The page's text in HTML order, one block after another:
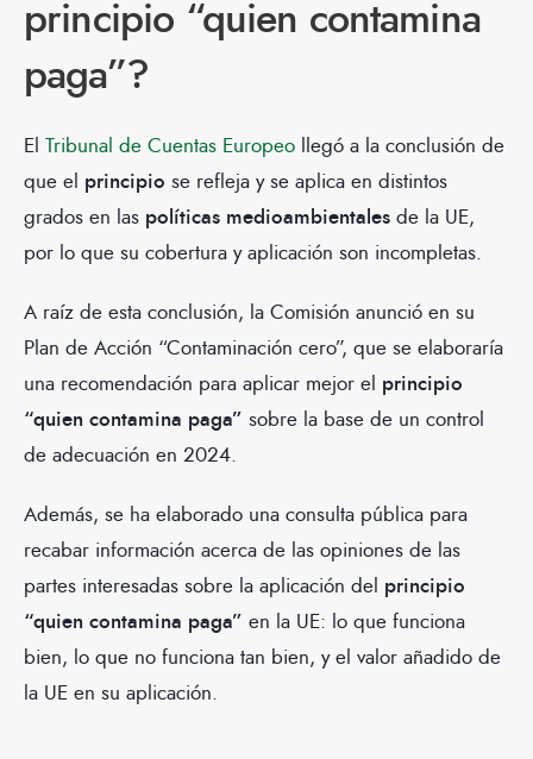
principio “quien contamina
paga”?
El Tribunal de Cuentas Europeo llegó a la conclusión de
que el principio se refleja y se aplica en distintos
grados en las políticas medioambientales de la UE,
por lo que su cobertura y aplicación son incompletas.
A raíz de esta conclusión, la Comisión anunció en su
Plan de Acción “Contaminación cero”, que se elaboraría
una recomendación para aplicar mejor el principio
“quien contamina paga” sobre la base de un control
de adecuación en 2024.
Además, se ha elaborado una consulta pública para
recabar información acerca de las opiniones de las
partes interesadas sobre la aplicación del principio
“quien contamina paga” en la UE: lo que funciona
bien, lo que no funciona tan bien, y el valor añadido de
la UE en su aplicación.